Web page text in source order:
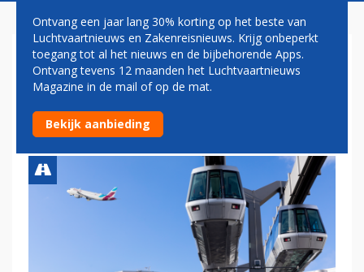
BEVEILIGERS LUCHTHAVENS
DÜSSELDORF EN FRANKFURT
WILLEN DONDERDAG STAKEN
Ontvang een jaar lang 30% korting op het beste van
Luchtvaartnieuws en Zakenreisnieuws. Krijg onbeperkt
toegang tot al het nieuws en de bijbehorende Apps.
Ontvang tevens 12 maanden het Luchtvaartnieuws
Magazine in de mail of op de mat.
Bekijk aanbieding